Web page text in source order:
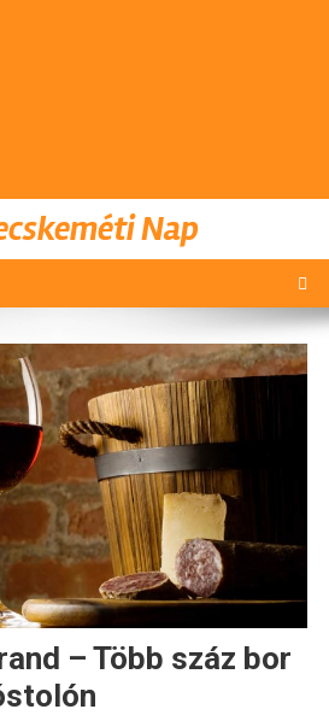
Nap
– Több száz bor